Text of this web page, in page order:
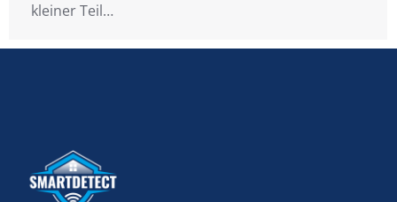
kleiner Teil…